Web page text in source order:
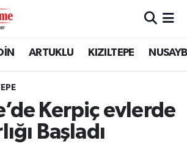
ARTUKLU KIZILTEPE
Kerpiç evlerde
Başladı
Eczaneler
Vakitleri
Yoğunluk Haritası